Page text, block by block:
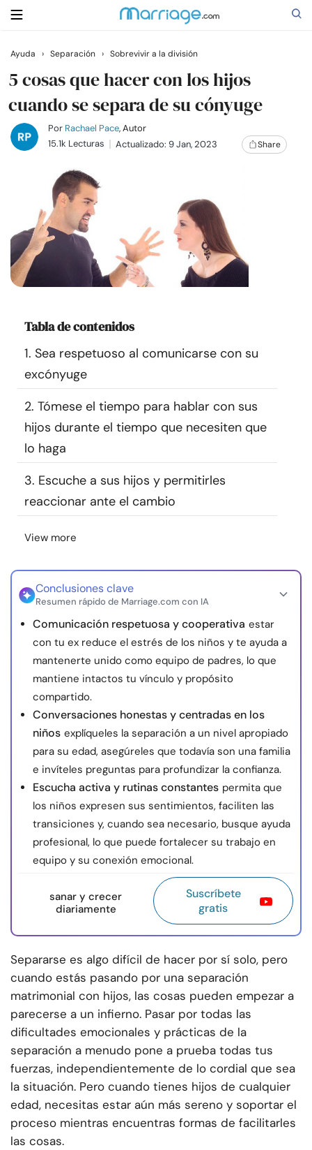
Buscar
Casarse
Relaciones
Familia
Ayuda
Cursos
Recursos
Comunidad
Encuentra un terapeuta
Idioma
Sobre nosotros Contáctanos Escríbenos
© Copyright 2026. Todos los derechos reservados.
Ayuda › Separación › Sobrevivir a la división
5 cosas que hacer con los hijos
cuando se separa de su cónyuge
Por Rachael Pace, Autor
15.1k Lecturas
Actualizado: 9 Jan, 2023 Share
Tabla de contenidos
1. Sea respetuoso al comunicarse con su
excónyuge
2. Tómese el tiempo para hablar con sus
hijos durante el tiempo que necesiten que
lo haga
3. Escuche a sus hijos y permitirles
reaccionar ante el cambio
View more
Conclusiones clave
Resumen rápido de Marriage.com con IA
Comunicación respetuosa y cooperativa estar
con tu ex reduce el estrés de los niños y te ayuda a
mantenerte unido como equipo de padres, lo que
mantiene intactos tu vínculo y propósito
compartido.
Conversaciones honestas y centradas en los
niños explíqueles la separación a un nivel apropiado
para su edad, asegúreles que todavía son una familia
e invíteles preguntas para profundizar la confianza.
Escucha activa y rutinas constantes permita que
los niños expresen sus sentimientos, faciliten las
transiciones y, cuando sea necesario, busque ayuda
profesional, lo que puede fortalecer su trabajo en
equipo y su conexión emocional.
sanar y crecer
diariamente
Suscríbete
gratis
Separarse es algo difícil de hacer por sí solo, pero
cuando estás pasando por una separación
matrimonial con hijos, las cosas pueden empezar a
parecerse a un infierno. Pasar por todas las
dificultades emocionales y prácticas de la
separación a menudo pone a prueba todas tus
fuerzas, independientemente de lo cordial que sea
la situación. Pero cuando tienes hijos de cualquier
edad, necesitas estar aún más sereno y soportar el
proceso mientras encuentras formas de facilitarles
las cosas.